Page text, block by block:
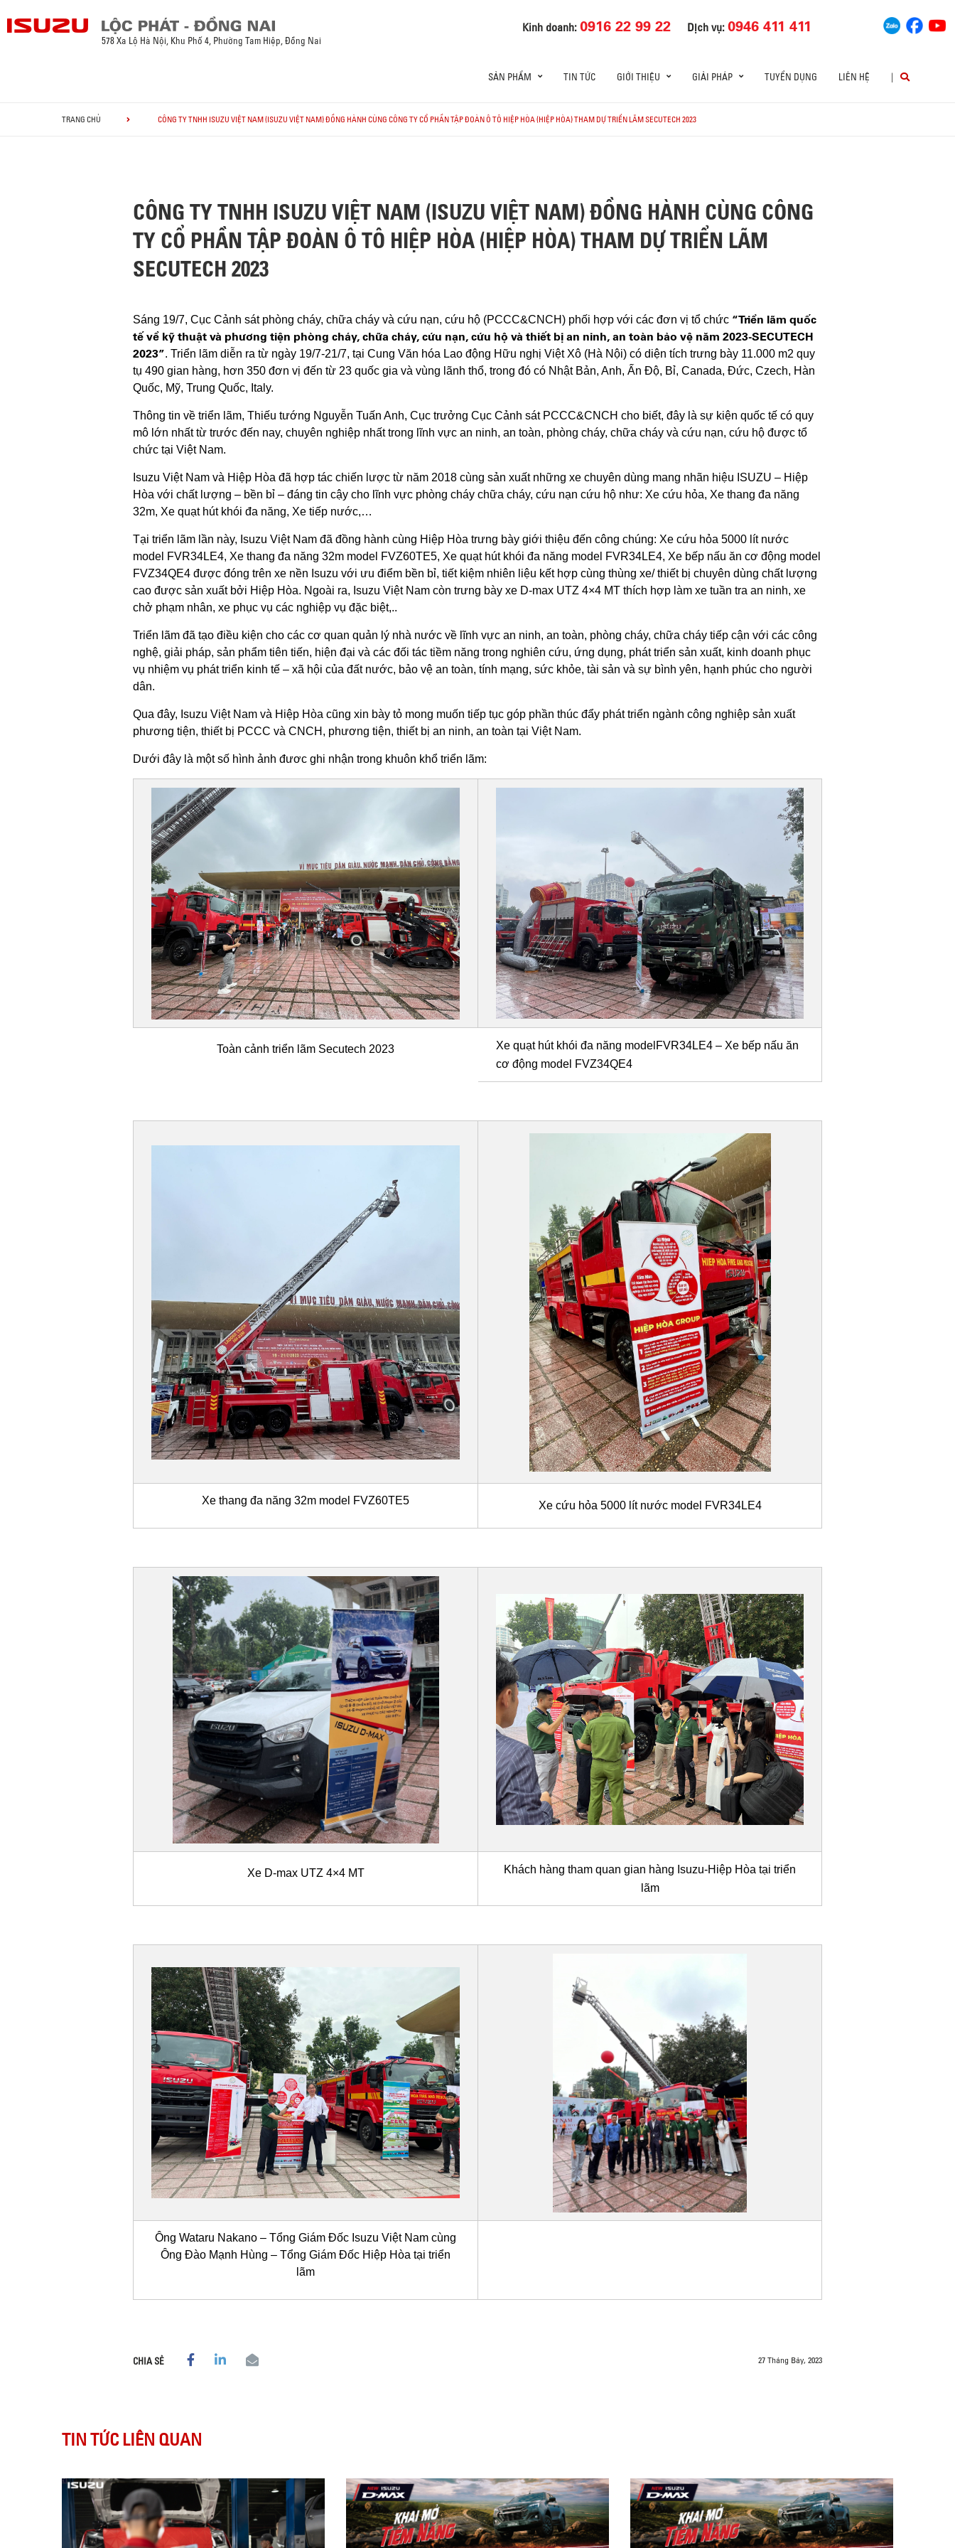
Kinh doanh:0916 22 99 22 Dịch vụ:0946 411 411
578 Xa Lộ Hà Nội, Khu Phố 4, Phường Tam Hiệp, Đồng Nai
SẢN PHẨM TIN TỨC GIỚI THIỆU GIẢI PHÁP TUYỂN DỤNG LIÊN HỆ |
TRANG CHỦ CÔNG TY TNHH ISUZU VIỆT NAM (ISUZU VIỆT NAM) ĐỒNG HÀNH CÙNG CÔNG TY CỔ PHẦN TẬP ĐOÀN Ô TÔ HIỆP HÒA (HIỆP HÒA) THAM DỰ TRIỂN LÃM SECUTECH 2023
CÔNG TY TNHH ISUZU VIỆT NAM (ISUZU VIỆT NAM) ĐỒNG HÀNH CÙNG CÔNG
TY CỔ PHẦN TẬP ĐOÀN Ô TÔ HIỆP HÒA (HIỆP HÒA) THAM DỰ TRIỂN LÃM
SECUTECH 2023
Sáng 19/7, Cục Cảnh sát phòng cháy, chữa cháy và cứu nạn, cứu hộ (PCCC&CNCH) phối hợp với các đơn vị tổ chức “Triển lãm quốc
tế về kỹ thuật và phương tiện phòng cháy, chữa cháy, cứu nạn, cứu hộ và thiết bị an ninh, an toàn bảo vệ năm 2023-SECUTECH
2023”. Triển lãm diễn ra từ ngày 19/7-21/7, tại Cung Văn hóa Lao động Hữu nghị Việt Xô (Hà Nội) có diện tích trưng bày 11.000 m2 quy
tụ 490 gian hàng, hơn 350 đơn vị đến từ 23 quốc gia và vùng lãnh thổ, trong đó có Nhật Bản, Anh, Ấn Độ, Bỉ, Canada, Đức, Czech, Hàn
Quốc, Mỹ, Trung Quốc, Italy.
Thông tin về triển lãm, Thiếu tướng Nguyễn Tuấn Anh, Cục trưởng Cục Cảnh sát PCCC&CNCH cho biết, đây là sự kiện quốc tế có quy
mô lớn nhất từ trước đến nay, chuyên nghiệp nhất trong lĩnh vực an ninh, an toàn, phòng cháy, chữa cháy và cứu nạn, cứu hộ được tổ
chức tại Việt Nam.
Isuzu Việt Nam và Hiệp Hòa đã hợp tác chiến lược từ năm 2018 cùng sản xuất những xe chuyên dùng mang nhãn hiệu ISUZU – Hiệp
Hòa với chất lượng – bền bỉ – đáng tin cậy cho lĩnh vực phòng cháy chữa cháy, cứu nạn cứu hộ như: Xe cứu hỏa, Xe thang đa năng
32m, Xe quạt hút khói đa năng, Xe tiếp nước,…
Tại triển lãm lần này, Isuzu Việt Nam đã đồng hành cùng Hiệp Hòa trưng bày giới thiệu đến công chúng: Xe cứu hỏa 5000 lít nước
model FVR34LE4, Xe thang đa năng 32m model FVZ60TE5, Xe quạt hút khói đa năng model FVR34LE4, Xe bếp nấu ăn cơ động model
FVZ34QE4 được đóng trên xe nền Isuzu với ưu điểm bền bỉ, tiết kiệm nhiên liệu kết hợp cùng thùng xe/ thiết bị chuyên dùng chất lượng
cao được sản xuất bởi Hiệp Hòa. Ngoài ra, Isuzu Việt Nam còn trưng bày xe D-max UTZ 4×4 MT thích hợp làm xe tuần tra an ninh, xe
chở phạm nhân, xe phục vụ các nghiệp vụ đặc biệt,..
Triển lãm đã tạo điều kiện cho các cơ quan quản lý nhà nước về lĩnh vực an ninh, an toàn, phòng cháy, chữa cháy tiếp cận với các công
nghệ, giải pháp, sản phẩm tiên tiến, hiện đại và các đối tác tiềm năng trong nghiên cứu, ứng dụng, phát triển sản xuất, kinh doanh phục
vụ nhiệm vụ phát triển kinh tế – xã hội của đất nước, bảo vệ an toàn, tính mạng, sức khỏe, tài sản và sự bình yên, hạnh phúc cho người
dân.
Qua đây, Isuzu Việt Nam và Hiệp Hòa cũng xin bày tỏ mong muốn tiếp tục góp phần thúc đẩy phát triển ngành công nghiệp sản xuất
phương tiện, thiết bị PCCC và CNCH, phương tiện, thiết bị an ninh, an toàn tại Việt Nam.
Dưới đây là một số hình ảnh đươc ghi nhận trong khuôn khổ triển lãm:
Toàn cảnh triển lãm Secutech 2023
Xe quạt hút khói đa năng modelFVR34LE4 – Xe bếp nấu ăn
cơ động model FVZ34QE4
Xe thang đa năng 32m model FVZ60TE5 Xe cứu hỏa 5000 lít nước model FVR34LE4
Xe D-max UTZ 4×4 MT
Khách hàng tham quan gian hàng Isuzu-Hiệp Hòa tại triển
lãm
Ông Wataru Nakano – Tổng Giám Đốc Isuzu Việt Nam cùng
Ông Đào Mạnh Hùng – Tổng Giám Đốc Hiệp Hòa tại triển
lãm
CHIA SẺ 27 Tháng Bảy, 2023
TIN TỨC LIÊN QUAN